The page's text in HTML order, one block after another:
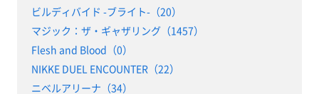
ビルディバイド -ブライト-（20）
マジック：ザ・ギャザリング（1457）
Flesh and Blood（0）
NIKKE DUEL ENCOUNTER（22）
ニベルアリーナ（34）